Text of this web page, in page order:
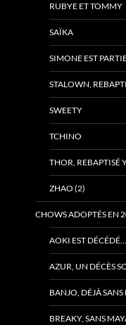
RUBYE ET TOMMY
SAÏKA
SIMONE EST
STALOWN,
SWEETY
TCHINO
THOR, REBAPTISÉ
ZHAO (2)
CHOWS ADOPTÉS EN
AOKI EST
AZUR, UN DÉCÈS
BANJO, DÉJÀ
BREAKY, SANS